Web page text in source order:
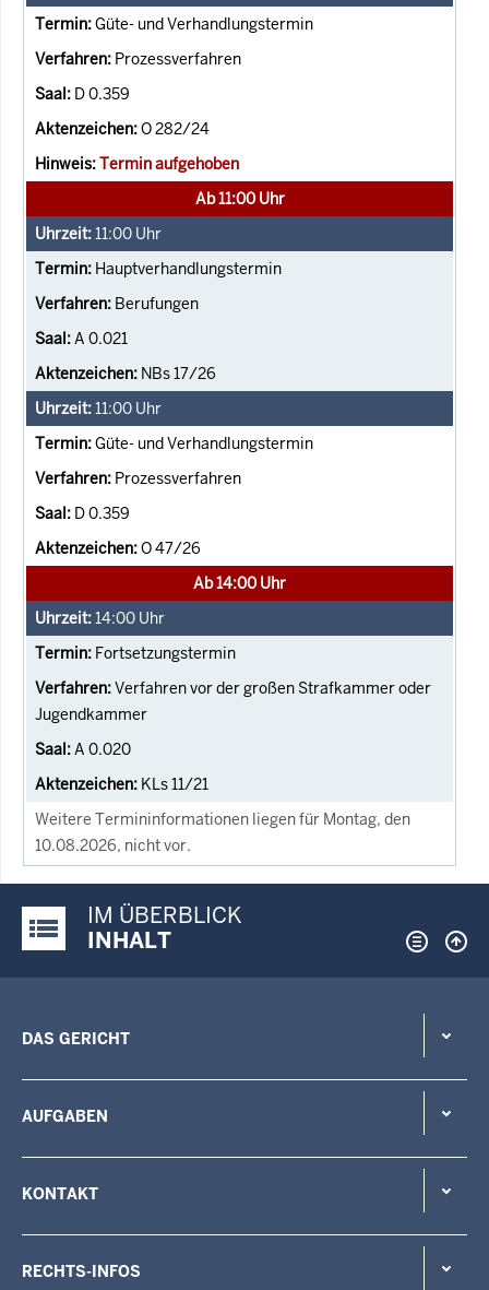
Güte- und Verhandlungstermin
Prozessverfahren
D 0.359
O 282/24
Termin aufgehoben
Ab 11:00 Uhr
11:00 Uhr
Hauptverhandlungstermin
Berufungen
A 0.021
NBs 17/26
11:00 Uhr
Güte- und Verhandlungstermin
Prozessverfahren
D 0.359
O 47/26
Ab 14:00 Uhr
14:00 Uhr
Fortsetzungstermin
Verfahren vor der großen Strafkammer oder
Jugendkammer
A 0.020
KLs 11/21
Weitere Termininformationen liegen für Montag, den
10.08.2026, nicht vor.
Justiz-Portal im Überblick:
IM ÜBERBLICK
INHALT
DAS GERICHT
AUFGABEN
KONTAKT
RECHTS-INFOS